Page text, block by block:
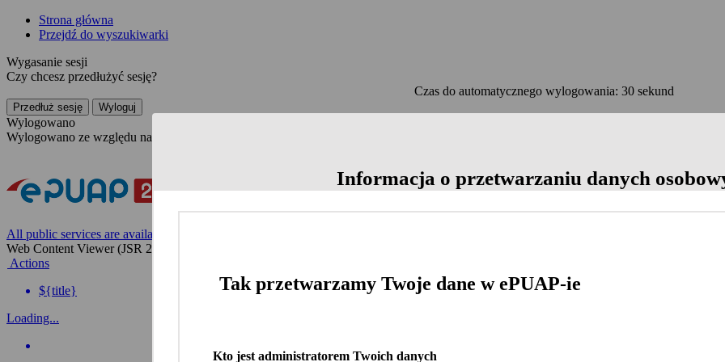
Strona główna
Przejdź do wyszukiwarki
Wygasanie sesji
Czy chcesz przedłużyć sesję?
Czas do automatycznego wylogowania: 30 sekund
Przedłuż sesję Wyloguj
Wylogowano
Wylogowano ze względu na nieaktywność
All public services are available on the Polish website
Informacja o przetwarzaniu danych
Tak przetwarzamy Twoje dane w ePUAP-ie
Kto jest administratorem Twoich danych
Web Content Viewer (JSR 286)
Actions
${title}
Loading...